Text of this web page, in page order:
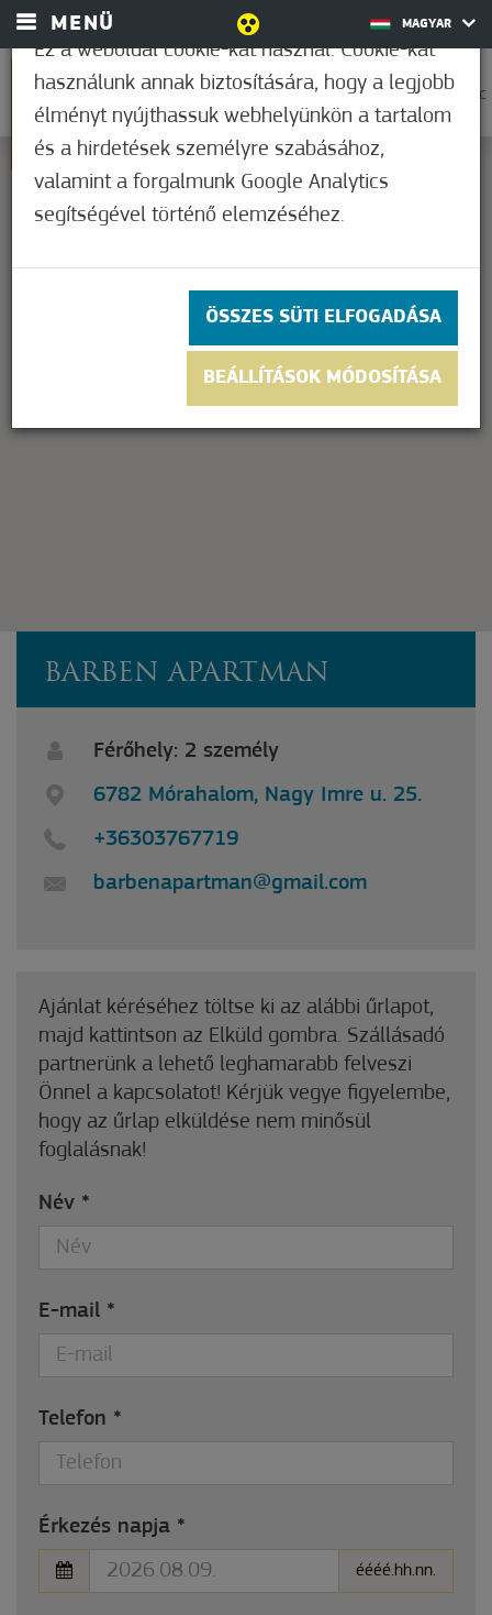
MENÜ MAGYAR
0
33,9°C
This page can't load Google Maps correctly.
Do you own this website? OK
BARBEN APARTMAN
Férőhely: 2 személy
6782 Mórahalom, Nagy Imre u. 25.
+36303767719
barbenapartman@gmail.com
Ajánlat kéréséhez töltse ki az alábbi űrlapot,
majd kattintson az Elküld gombra. Szállásadó
partnerünk a lehető leghamarabb felveszi
Önnel a kapcsolatot! Kérjük vegye figyelembe,
hogy az űrlap elküldése nem minősül
foglalásnak!
Név *
E-mail *
Telefon *
Érkezés napja *
éééé.hh.nn.
Ez a weboldal cookie-kat használ. Cookie-kat
használunk annak biztosítására, hogy a legjobb
élményt nyújthassuk webhelyünkön a tartalom
és a hirdetések személyre szabásához,
valamint a forgalmunk Google Analytics
segítségével történő elemzéséhez.
ÖSSZES SÜTI ELFOGADÁSA
BEÁLLÍTÁSOK MÓDOSÍTÁSA